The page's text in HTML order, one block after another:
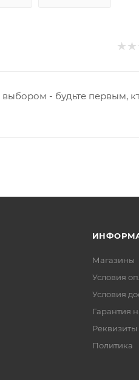
- будьте первым,
Магазины
Условия
Условия
Гарантия
Реквизиты
Политика